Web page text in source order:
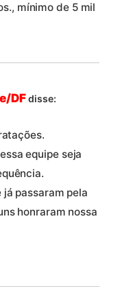
mínimo de 5 mil
DFdisse:
equipe seja
passaram pela
honraram nossa